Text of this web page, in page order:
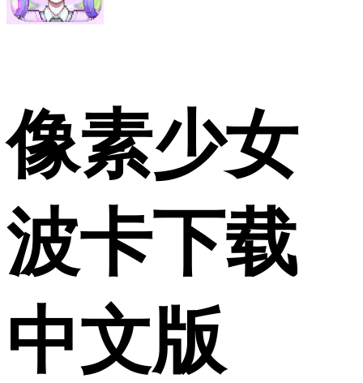
像素少女
波卡下载
中文版